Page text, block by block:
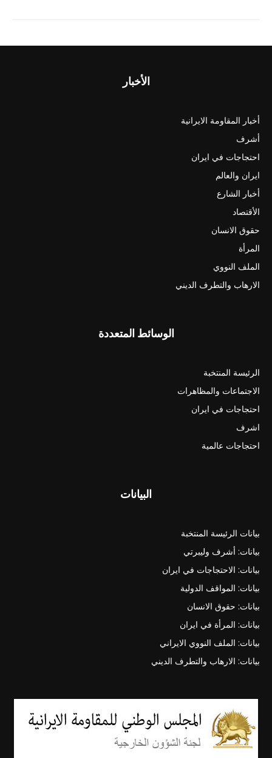
الأخبار
أخبار المقاومة الايرانية
أشرف
احتجاجات في ايران
ايران والعالم
أخبار الشارع
الأقتصاد
حقوق الانسان
المرأة
الملف النووي
الارهاب والتطرف الديني
الوسائط المتعددة
الرئيسة المنتخبة
الاجتماعات والمظاهرات
احتجاجات في ايران
اشرف
احتجاجات عالمية
البيانات
بيانات الرئيسة المنتخبة
بيانات: أشرف وليبرتي
بيانات: الاحتجاجات في ايران
بيانات: المواقف الدولية
بيانات: حقوق الانسان
بيانات: المرأة في ايران
بيانات: الملف النووي الايراني
بيانات: الارهاب والتطرف الديني